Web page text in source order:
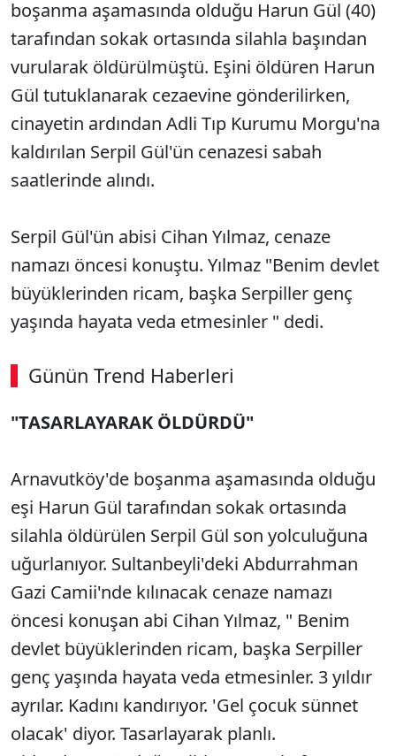
boşanma aşamasında olduğu Harun Gül (40)
tarafından sokak ortasında silahla başından
vurularak öldürülmüştü. Eşini öldüren Harun
Gül tutuklanarak cezaevine gönderilirken,
cinayetin ardından Adli Tıp Kurumu Morgu'na
kaldırılan Serpil Gül'ün cenazesi sabah
saatlerinde alındı.
Serpil Gül'ün abisi Cihan Yılmaz, cenaze
namazı öncesi konuştu. Yılmaz "Benim devlet
büyüklerinden ricam, başka Serpiller genç
yaşında hayata veda etmesinler " dedi.
Günün Trend Haberleri
"TASARLAYARAK ÖLDÜRDÜ"
Arnavutköy'de boşanma aşamasında olduğu
eşi Harun Gül tarafından sokak ortasında
silahla öldürülen Serpil Gül son yolculuğuna
uğurlanıyor. Sultanbeyli'deki Abdurrahman
Gazi Camii'nde kılınacak cenaze namazı
öncesi konuşan abi Cihan Yılmaz, " Benim
devlet büyüklerinden ricam, başka Serpiller
genç yaşında hayata veda etmesinler. 3 yıldır
ayrılar. Kadını kandırıyor. 'Gel çocuk sünnet
olacak' diyor. Tasarlayarak planlı.